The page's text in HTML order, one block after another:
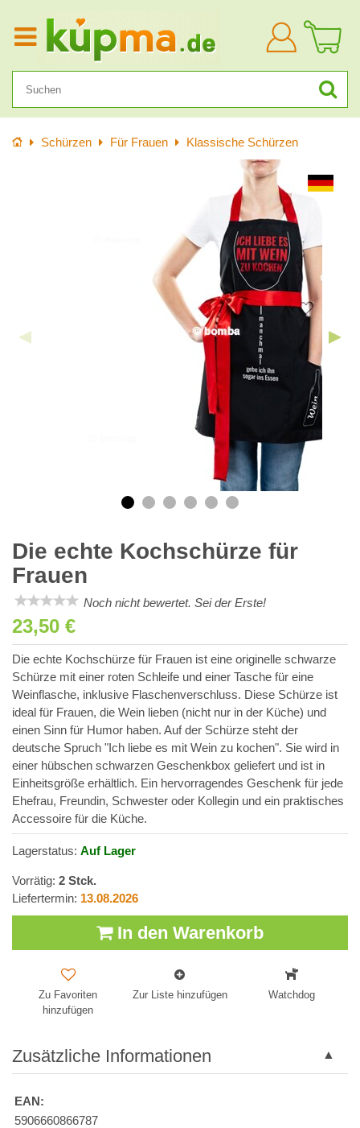
Anmelden
StartseiteSchürzen Für Frauen Klassische Schürzen
Die echte Kochschürze für
Frauen
Noch nicht bewertet. Sei der Erste!
23,50 €
Die echte Kochschürze für Frauen ist eine originelle schwarze
Schürze mit einer roten Schleife und einer Tasche für eine
Weinflasche, inklusive Flaschenverschluss. Diese Schürze ist
ideal für Frauen, die Wein lieben (nicht nur in der Küche) und
einen Sinn für Humor haben. Auf der Schürze steht der
deutsche Spruch "Ich liebe es mit Wein zu kochen". Sie wird in
einer hübschen schwarzen Geschenkbox geliefert und ist in
Einheitsgröße erhältlich. Ein hervorragendes Geschenk für jede
Ehefrau, Freundin, Schwester oder Kollegin und ein praktisches
Accessoire für die Küche.
Lagerstatus: Auf Lager
Vorrätig: 2 Stck.
Liefertermin: 13.08.2026
In den Warenkorb
Zu Favoriten
hinzufügen
Zur Liste hinzufügen Watchdog
Zusätzliche Informationen
EAN:
5906660866787